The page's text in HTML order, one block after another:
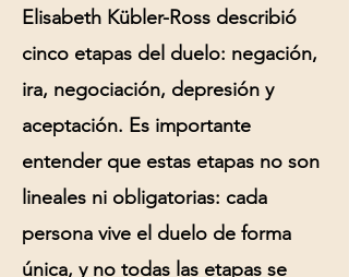
Elisabeth Kübler-Ross describió
cinco etapas del duelo: negación,
ira, negociación, depresión y
aceptación. Es importante
entender que estas etapas no son
lineales ni obligatorias: cada
persona vive el duelo de forma
única, y no todas las etapas se